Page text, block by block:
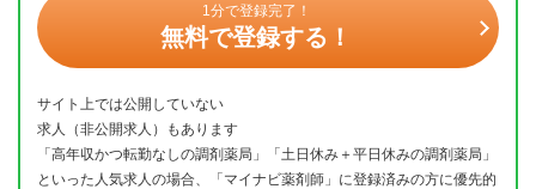
1分で登録完了！
無料で登録する！
サイト上では公開していない
求人（非公開求人）もあります
「高年収かつ転勤なしの調剤薬局」「土日休み＋平日休みの調剤薬局」
といった人気求人の場合、「マイナビ薬剤師」に登録済みの方に優先的